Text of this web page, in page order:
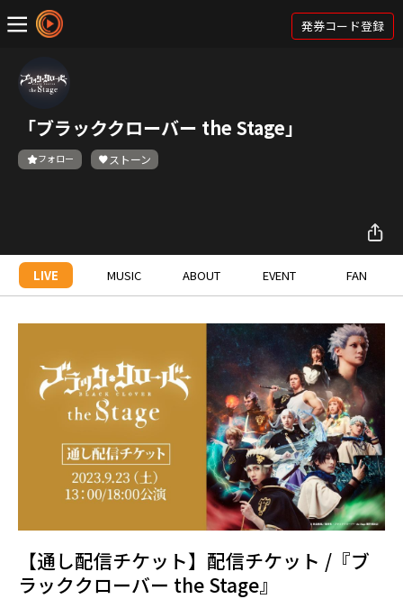
発券コード登録
「ブラッククローバー the Stage」
フォロー ストーン
LIVE MUSIC ABOUT EVENT FAN
【通し配信チケット】配信チケット /『ブ
ラッククローバー the Stage』